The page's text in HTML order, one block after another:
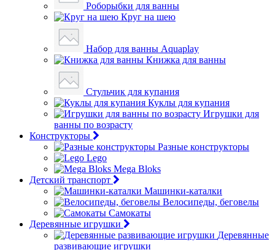
Роборыбки для ванны
Круг на шею
Набор для ванны Aquaplay
Книжка для ванны
Стульчик для купания
Куклы для купания
Игрушки для
ванны по возрасту
Конструкторы
Разные конструкторы
Lego
Mega Bloks
Детский транспорт
Машинки-каталки
Велосипеды, беговелы
Самокаты
Деревянные игрушки
Деревянные
развивающие игрушки